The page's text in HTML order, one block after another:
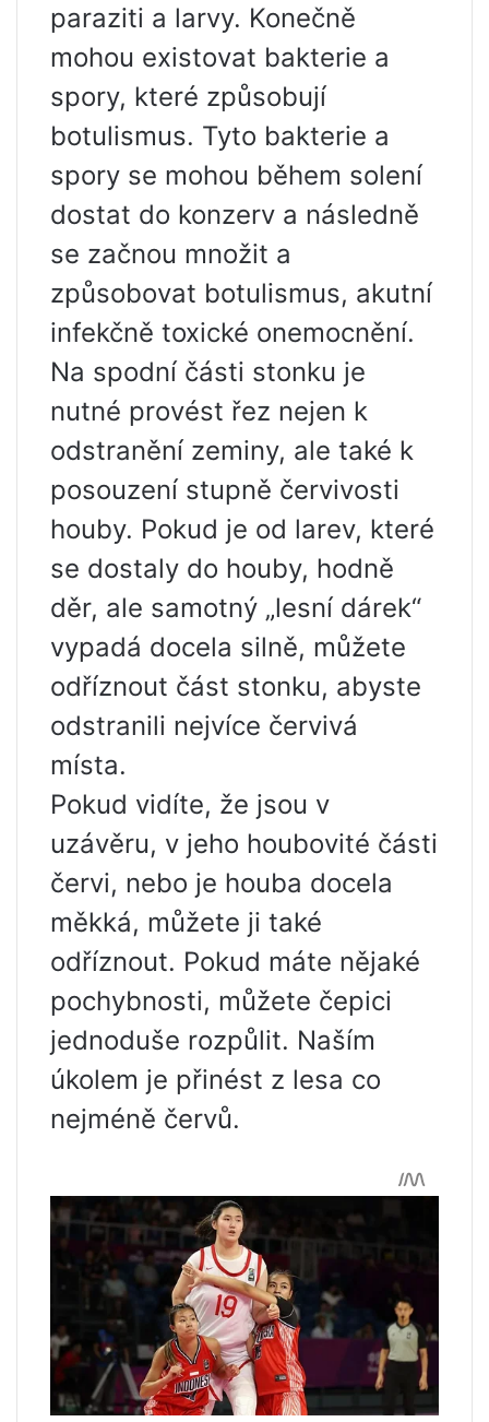
paraziti a larvy. Konečně
mohou existovat bakterie a
spory, které způsobují
botulismus. Tyto bakterie a
spory se mohou během solení
dostat do konzerv a následně
se začnou množit a
způsobovat botulismus, akutní
infekčně toxické onemocnění.
Na spodní části stonku je
nutné provést řez nejen k
odstranění zeminy, ale také k
posouzení stupně červivosti
houby. Pokud je od larev, které
se dostaly do houby, hodně
děr, ale samotný „lesní dárek“
vypadá docela silně, můžete
odříznout část stonku, abyste
odstranili nejvíce červivá
místa.
Pokud vidíte, že jsou v
uzávěru, v jeho houbovité části
červi, nebo je houba docela
měkká, můžete ji také
odříznout. Pokud máte nějaké
pochybnosti, můžete čepici
jednoduše rozpůlit. Naším
úkolem je přinést z lesa co
nejméně červů.